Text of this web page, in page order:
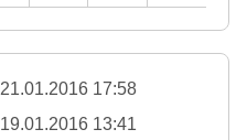
21.01.2016 17:58
19.01.2016 13:41